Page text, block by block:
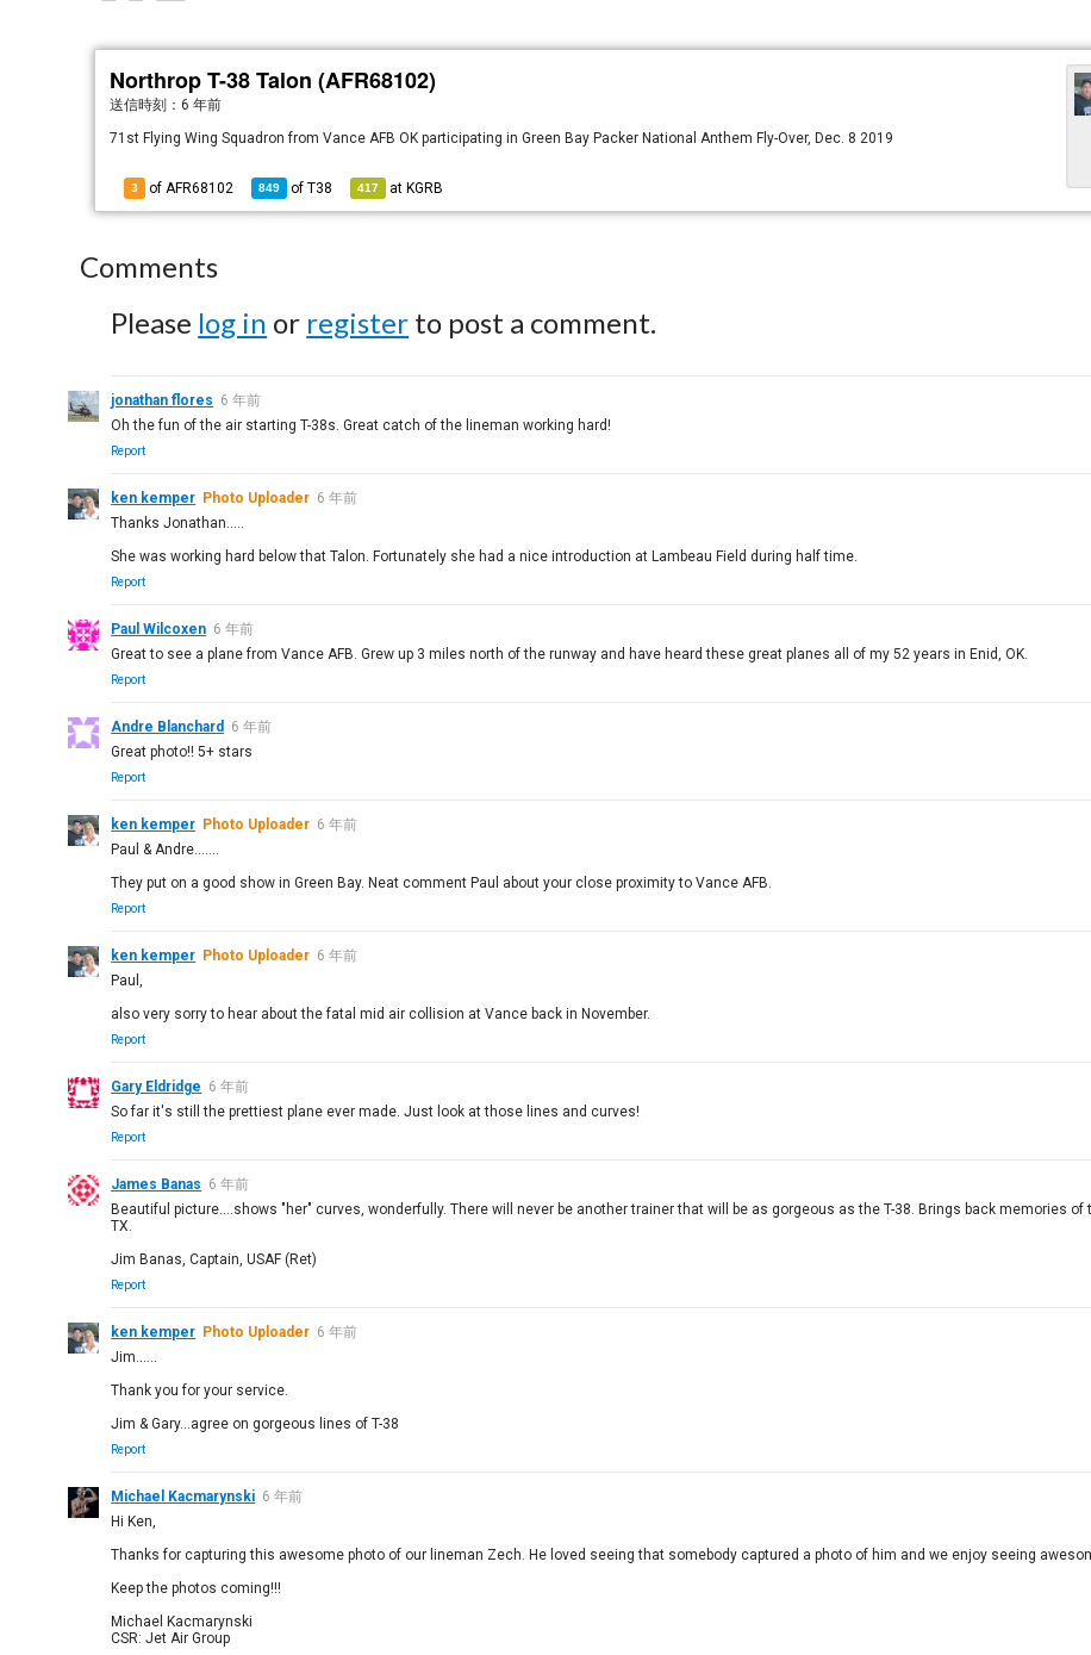
Northrop T-38 Talon (AFR68102)
送信時刻：6 年前
71st Flying Wing Squadron from Vance AFB OK participating in Green Bay Packer National Anthem Fly-Over, Dec. 8 2019
3 of AFR68102 849 ofT38 417 at KGRB
Comments
Please log in or register to post a comment.
jonathan flores 6 年前
Oh the fun of the air starting T-38s. Great catch of the lineman working hard!
Report
ken kemper Photo Uploader 6 年前
Thanks Jonathan.....
She was working hard below that Talon. Fortunately she had a nice introduction at Lambeau Field during half time.
Report
Paul Wilcoxen 6 年前
Great to see a plane from Vance AFB. Grew up 3 miles north of the runway and have heard these great planes all of my 52 years in Enid, OK.
Report
Andre Blanchard 6 年前
Great photo!! 5+ stars
Report
ken kemper Photo Uploader 6 年前
Paul & Andre.......
They put on a good show in Green Bay. Neat comment Paul about your close proximity to Vance AFB.
Report
ken kemper Photo Uploader 6 年前
Paul,
also very sorry to hear about the fatal mid air collision at Vance back in November.
Report
Gary Eldridge 6 年前
So far it's still the prettiest plane ever made. Just look at those lines and curves!
Report
James Banas 6 年前
Beautiful picture....shows "her" curves, wonderfully. There will never be another trainer that will be as gorgeous as the T-38. Brings back memories of
TX.
Jim Banas, Captain, USAF (Ret)
Report
ken kemper Photo Uploader 6 年前
Jim......
Thank you for your service.
Jim & Gary...agree on gorgeous lines of T-38
Report
Michael Kacmarynski 6 年前
Hi Ken,
Thanks for capturing this awesome photo of our lineman Zech. He loved seeing that somebody captured a photo of him and we enjoy seeing
Keep the photos coming!!!
Michael Kacmarynski
CSR: Jet Air Group